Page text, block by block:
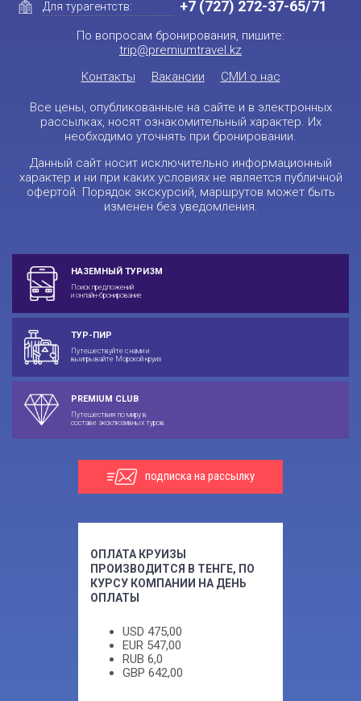
Для турагентств:
+7 (727) 272-37-65/71
По вопросам бронирования, пишите:
trip@premiumtravel.kz
Контакты
Вакансии СМИ о нас
Все цены, опубликованные на сайте и в электронных
рассылках, носят ознакомительный характер. Их
необходимо уточнять при бронировании.
Данный сайт носит исключительно информационный
характер и ни при каких условиях не является публичной
офертой. Порядок экскурсий, маршрутов может быть
изменен без уведомления.
НАЗЕМНЫЙ ТУРИЗМ
Поиск предложений
и онлайн-бронирование
ТУР-ПИР
Путешествуйте с нами и
выигрывайте Морской круиз
PREMIUM CLUB
Путешествия по миру в
составе эксклюзивных туров
подписка на рассылку
ОПЛАТА КРУИЗЫ
ПРОИЗВОДИТСЯ В ТЕНГЕ, ПО
КУРСУ КОМПАНИИ НА ДЕНЬ
ОПЛАТЫ
USD 475,00
EUR 547,00
RUB 6,0
GBP 642,00